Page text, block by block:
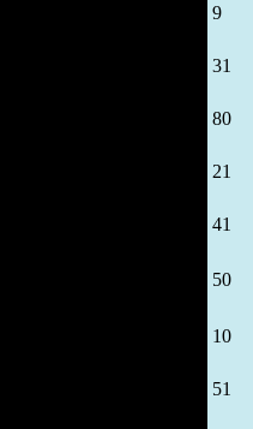
9
31
80
21
41
50
10
51